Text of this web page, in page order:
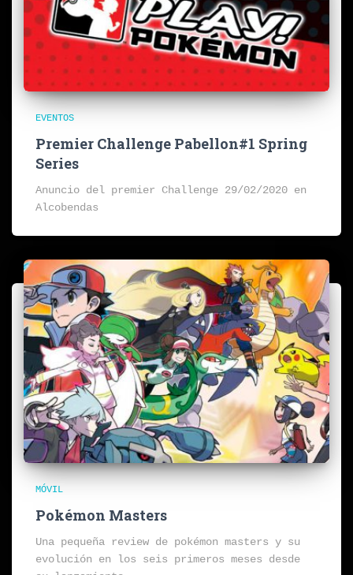
EVENTOS
Premier Challenge Pabellon#1 Spring
Series
Anuncio del premier Challenge 29/02/2020 en
Alcobendas
MÓVIL
Pokémon Masters
Una pequeña review de pokémon masters y su
evolución en los seis primeros meses desde